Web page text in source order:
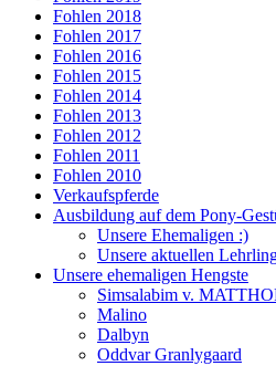
Fohlen 2018
Fohlen 2017
Fohlen 2016
Fohlen 2015
Fohlen 2014
Fohlen 2013
Fohlen 2012
Fohlen 2011
Fohlen 2010
Verkaufspferde
Ausbildung auf dem Pony-
Unsere Ehemaligen :)
Unsere aktuellen
Unsere ehemaligen Hengste
Simsalabim v.
Malino
Dalbyn
Oddvar Granlygaard